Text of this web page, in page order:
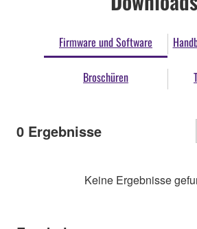
Firmware und Software
Broschüren
0 Ergebnisse
Keine Ergebnisse